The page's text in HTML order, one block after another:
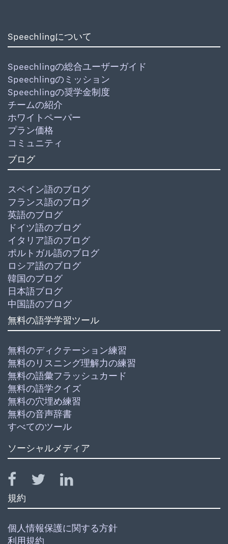
Speechlingについて
Speechlingの総合ユーザーガイド
Speechlingのミッション
Speechlingの奨学金制度
チームの紹介
ホワイトペーパー
プラン価格
コミュニティ
ブログ
スペイン語のブログ
フランス語のブログ
英語のブログ
ドイツ語のブログ
イタリア語のブログ
ポルトガル語のブログ
ロシア語のブログ
韓国のブログ
日本語ブログ
中国語のブログ
無料の語学学習ツール
無料のディクテーション練習
無料のリスニング理解力の練習
無料の語彙フラッシュカード
無料の語学クイズ
無料の穴埋め練習
無料の音声辞書
すべてのツール
ソーシャルメディア
規約
個人情報保護に関する方針
利用規約